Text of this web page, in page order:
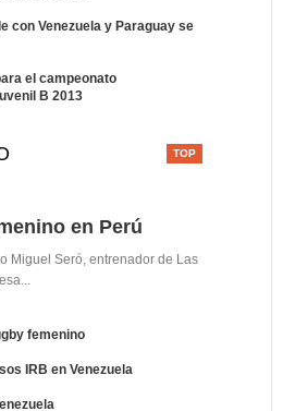
con Venezuela y Paraguay se
el campeonato
B 2013
en Perú
Miguel Seró, entrenador de Las
femenino
IRB en Venezuela